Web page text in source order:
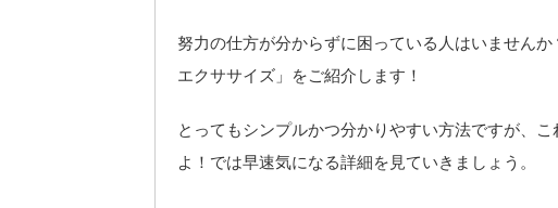
努力の仕方が分からずに困っている人はいません
エクササイズ」をご紹介します！
とってもシンプルかつ分かりやすい方法ですが、
よ！では早速気になる詳細を見ていきましょう。